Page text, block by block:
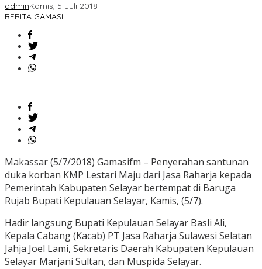
adminKamis, 5 Juli 2018
BERITA GAMASI
Makassar (5/7/2018) Gamasifm – Penyerahan santunan
duka korban KMP Lestari Maju dari Jasa Raharja kepada
Pemerintah Kabupaten Selayar bertempat di Baruga
Rujab Bupati Kepulauan Selayar, Kamis, (5/7).
Hadir langsung Bupati Kepulauan Selayar Basli Ali,
Kepala Cabang (Kacab) PT Jasa Raharja Sulawesi Selatan
Jahja Joel Lami, Sekretaris Daerah Kabupaten Kepulauan
Selayar Marjani Sultan, dan Muspida Selayar.